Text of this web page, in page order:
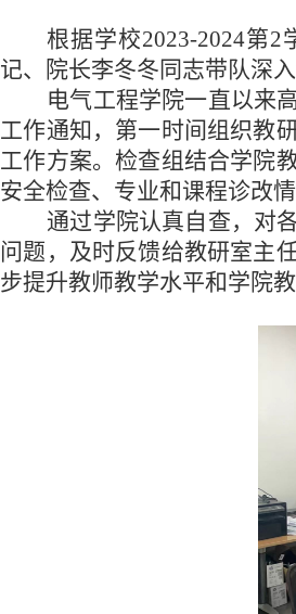
根据学校2023-2024第2
记、院长李冬冬同志带队深
电气工程学院一直以来
工作通知，第一时间组织教
工作方案。检查组结合学院
安全检查、专业和课程诊改
通过学院认真自查，对
问题，及时反馈给教研室主
步提升教师教学水平和学院